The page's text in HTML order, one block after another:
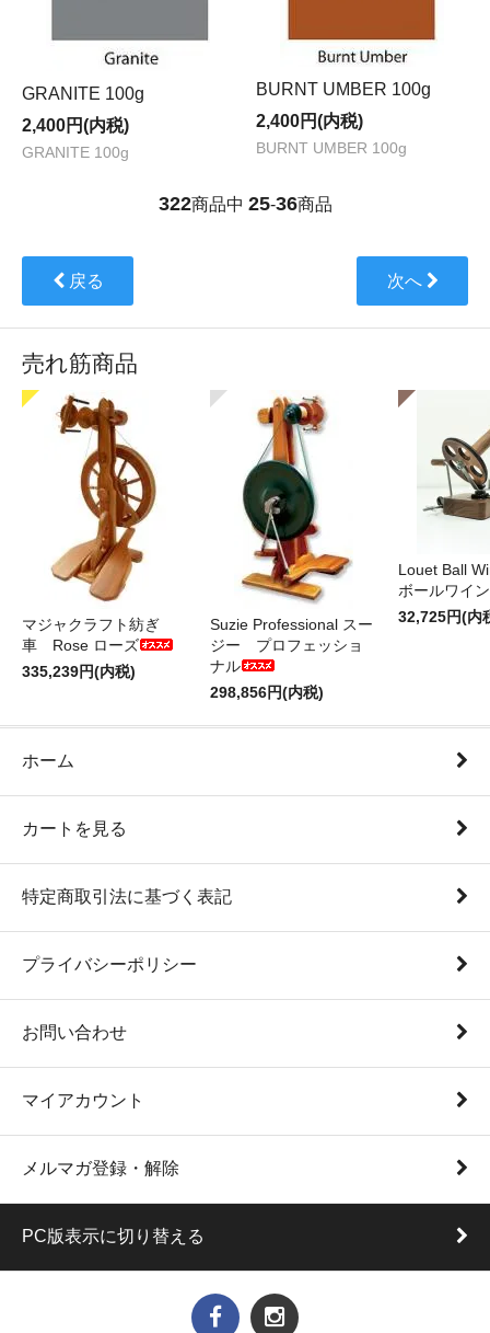
GRANITE 100g
2,400円(内税)
GRANITE 100g
BURNT UMBER 100g
2,400円(内税)
BURNT UMBER 100g
322商品中 25-36商品
戻る 次へ
売れ筋商品
マジャクラフト紡ぎ
車 Rose ローズ
335,239円(内税)
Suzie Professional スー
ジー プロフェッショ
ナル
298,856円(内税)
Louet Ball
ボールワイ
32,725円(内
ホーム
カートを見る
特定商取引法に基づく表記
プライバシーポリシー
お問い合わせ
マイアカウント
メルマガ登録・解除
PC版表示に切り替える